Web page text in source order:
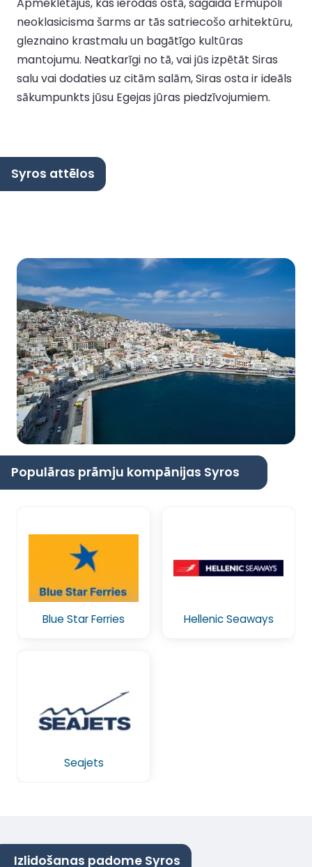
neoklasicisma šarms ar tās satriecošo arhitektūru,
gleznaino krastmalu un bagātīgo kultūras
mantojumu. Neatkarīgi no tā, vai jūs izpētāt Siras
salu vai dodaties uz citām salām, Siras osta ir ideāls
sākumpunkts jūsu Egejas jūras piedzīvojumiem.
Syros attēlos
Populāras prāmju kompānijas Syros
Blue Star Ferries Hellenic Seaways
Seajets
Izlidošanas padome Syros